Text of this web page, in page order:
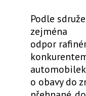
Podle
zejména
odpor
o obavy do